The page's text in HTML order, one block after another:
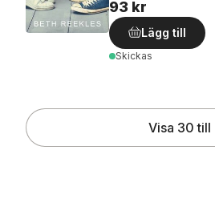
93 kr
Lägg till
Skickas
Visa 30 till